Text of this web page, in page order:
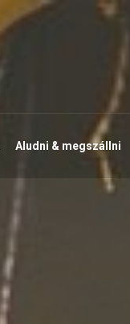
Aludni & megszállni